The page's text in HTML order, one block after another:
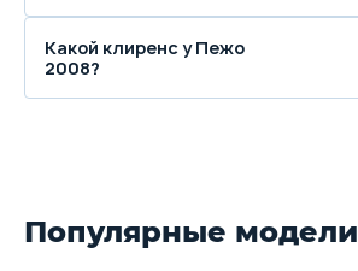
Какой клиренс у Пежо
2008?
Популярные модели